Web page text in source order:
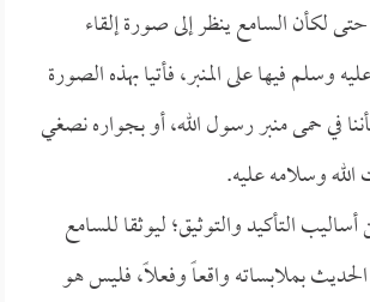
لكأن السامع ينظر إلى صورة إلقاء
وسلم فيها على المنبر، فأتيا بهذه الصورة
في حمى منبر رسول الله، أو بجواره نصغي
وسلامه عليه.
التأكيد والتوثيق؛ ليوثقا للسامع
بملابساته واقعاً وفعلاً، فليس هو